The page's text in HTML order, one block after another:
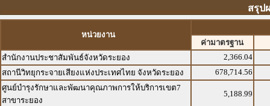
สรุป
หน่วยงาน
ค่ามาตรฐาน
สำนักงานประชาสัมพันธ์จังหวัดระยอง
2,366.04
สถานีวิทยุกระจายเสียงแห่งประเทศไทย จังหวัดระยอง
678,714.56
ศูนย์บำรุงรักษาและพัฒนาคุณภาพการให้บริการเขต7
สาขาระยอง
5,188.99